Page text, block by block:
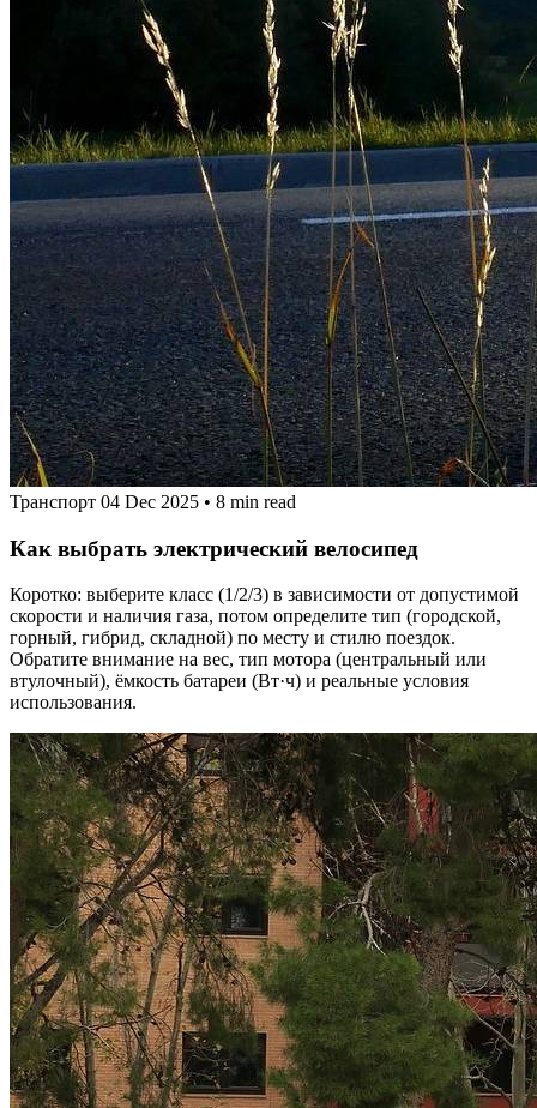
Транспорт 04 Dec 2025 • 8 min read
Как выбрать электрический велосипед
Коротко: выберите класс (1/2/3) в зависимости от допустимой
скорости и наличия газа, потом определите тип (городской,
горный, гибрид, складной) по месту и стилю поездок.
Обратите внимание на вес, тип мотора (центральный или
втулочный), ёмкость батареи (Вт·ч) и реальные условия
использования.